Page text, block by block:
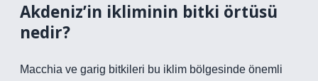
Akdeniz’in ikliminin bitki örtüsü
nedir?
Macchia ve garig bitkileri bu iklim bölgesinde önemli